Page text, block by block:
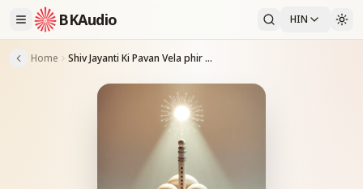
BKAudio HIN
Home Shiv Jayanti Ki Pavan Vela phir se Aai Hai 23-02-2025